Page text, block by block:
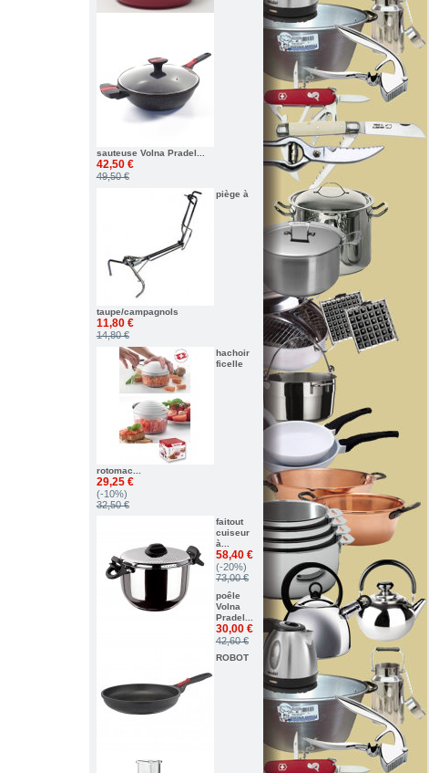
sauteuse Volna Pradel...
42,50 €
49,50 €
piège à
taupe/campagnols
11,80 €
14,80 €
hachoir
ficelle
rotomac...
29,25 €
(-10%)
32,50 €
faitout
cuiseur
à...
58,40 €
(-20%)
73,00 €
poêle
Volna
Pradel...
30,00 €
42,60 €
ROBOT